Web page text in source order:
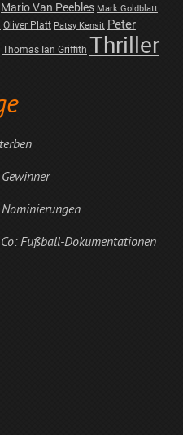
Mario Van Peebles Mark Goldblatt
Oliver Platt Patsy Kensit Peter
Thomas Ian Griffith Thriller
Fußball-Dokumentationen